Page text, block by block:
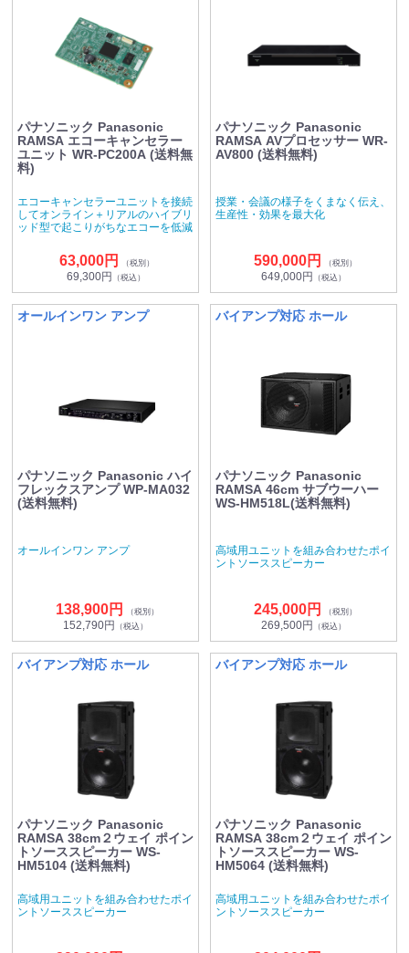
パナソニック Panasonic
RAMSA エコーキャンセラー
ユニット WR-PC200A (送料無
料)
エコーキャンセラーユニットを接続
してオンライン＋リアルのハイブリ
ッド型で起こりがちなエコーを低減
63,000円 （税別）
69,300円 （税込）
パナソニック Panasonic
RAMSA AVプロセッサー WR-
AV800 (送料無料)
授業・会議の様子をくまなく伝え、
生産性・効果を最大化
590,000円 （税別）
649,000円 （税込）
オールインワン アンプ
パナソニック Panasonic ハイ
フレックスアンプ WP-MA032
(送料無料)
オールインワン アンプ
138,900円 （税別）
152,790円 （税込）
バイアンプ対応 ホール
パナソニック Panasonic
RAMSA 46cm サブウーハー
WS-HM518L(送料無料)
高域用ユニットを組み合わせたポイ
ントソーススピーカー
245,000円 （税別）
269,500円 （税込）
バイアンプ対応 ホール
パナソニック Panasonic
RAMSA 38cm２ウェイ ポイン
トソーススピーカー WS-
HM5104 (送料無料)
高域用ユニットを組み合わせたポイ
ントソーススピーカー
バイアンプ対応 ホール
パナソニック Panasonic
RAMSA 38cm２ウェイ ポイン
トソーススピーカー WS-
HM5064 (送料無料)
高域用ユニットを組み合わせたポイ
ントソーススピーカー